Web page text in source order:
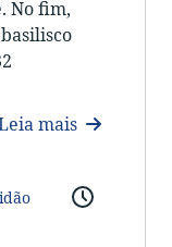
No fim,
mais